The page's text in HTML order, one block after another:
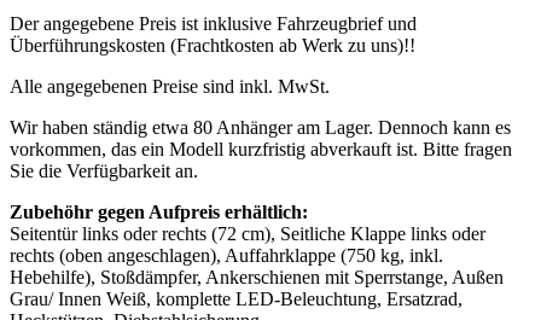
Der angegebene Preis ist inklusive Fahrzeugbrief und
Überführungskosten (Frachtkosten ab Werk zu uns)!!
Alle angegebenen Preise sind inkl. MwSt.
Wir haben ständig etwa 80 Anhänger am Lager. Dennoch kann es
vorkommen, das ein Modell kurzfristig abverkauft ist. Bitte fragen
Sie die Verfügbarkeit an.
Zubehöhr gegen Aufpreis erhältlich:
Seitentür links oder rechts (72 cm), Seitliche Klappe links oder
rechts (oben angeschlagen), Auffahrklappe (750 kg, inkl.
Hebehilfe), Stoßdämpfer, Ankerschienen mit Sperrstange, Außen
Grau/ Innen Weiß, komplette LED-Beleuchtung, Ersatzrad,